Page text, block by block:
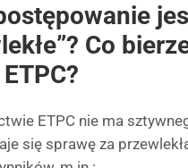
Co
ETPC nie ma
się sprawę za